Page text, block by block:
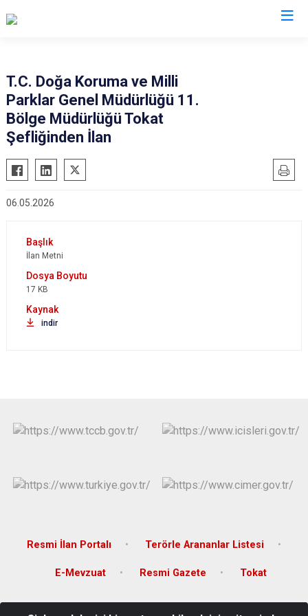
T.C. Doğa Koruma ve Milli
Parklar Genel Müdürlüğü 11.
Bölge Müdürlüğü Tokat
Şefliğinden İlan
06.05.2026
İlan Metni
17 KB
indir
Resmi İlan Portalı Terörle Arananlar Listesi
E-Mevzuat Resmi Gazete Tokat